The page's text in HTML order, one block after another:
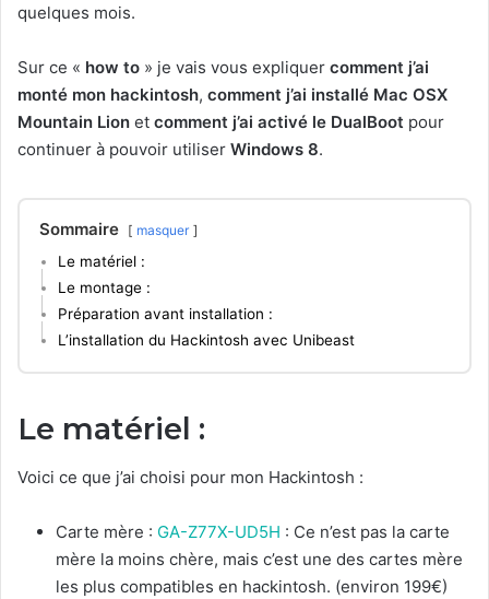
quelques mois.
Sur ce « how to » je vais vous expliquer comment j’ai
monté mon hackintosh, comment j’ai installé Mac OSX
Mountain Lion et comment j’ai activé le DualBoot pour
continuer à pouvoir utiliser Windows 8.
Sommaire masquer
Le matériel :
Le montage :
Préparation avant installation :
L’installation du Hackintosh avec Unibeast
Le matériel :
Voici ce que j’ai choisi pour mon Hackintosh :
Carte mère : GA-Z77X-UD5H : Ce n’est pas la carte
mère la moins chère, mais c’est une des cartes mère
les plus compatibles en hackintosh. (environ 199€)